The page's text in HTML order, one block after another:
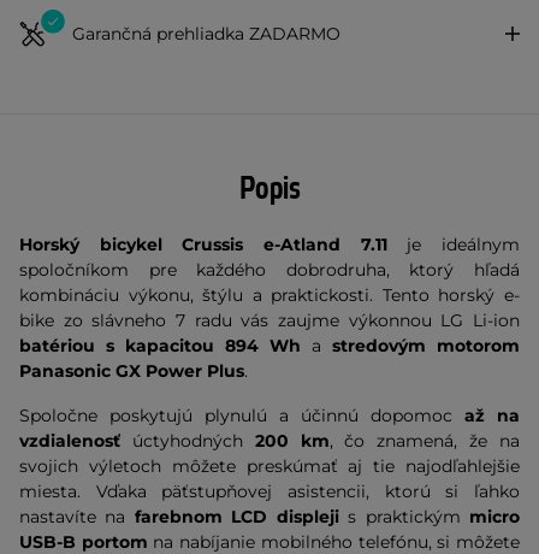
Garančná prehliadka ZADARMO
Popis
Horský bicykel Crussis e-Atland 7.11je ideálnym
spoločníkom pre každého dobrodruha, ktorý hľadá
kombináciu výkonu, štýlu a praktickosti. Tento horský e-
bike zo slávneho 7 radu vás zaujme výkonnou LG Li-ion
batériou s kapacitou 894 Wh a stredovým motorom
Panasonic GX Power Plus.
Spoločne poskytujú plynulú a účinnú dopomoc až na
vzdialenosť úctyhodných 200 km, čo znamená, že na
svojich výletoch môžete preskúmať aj tie najodľahlejšie
miesta. Vďaka päťstupňovej asistencii, ktorú si ľahko
nastavíte na farebnom LCD displejis praktickým micro
USB-B portom na nabíjanie mobilného telefónu, si môžete